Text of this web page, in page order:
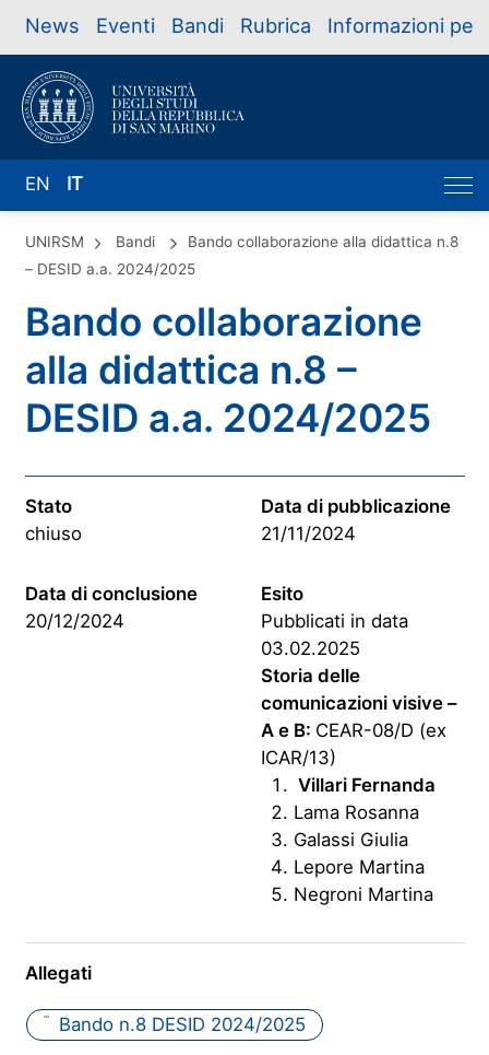
News Eventi Bandi Rubrica Informazioni per
EN IT
UNIRSM Bandi
Bando collaborazione alla didattica n.8
– DESID a.a. 2024/2025
Bando collaborazione
alla didattica n.8 –
DESID a.a. 2024/2025
Stato
chiuso
Data di pubblicazione
21/11/2024
Data di conclusione
20/12/2024
Esito
Pubblicati in data
03.02.2025
Storia delle
comunicazioni visive –
A e B: CEAR-08/D (ex
ICAR/13)
Villari Fernanda
Lama Rosanna
Galassi Giulia
Lepore Martina
Negroni Martina
Allegati
PDF Bando n.8 DESID 2024/2025